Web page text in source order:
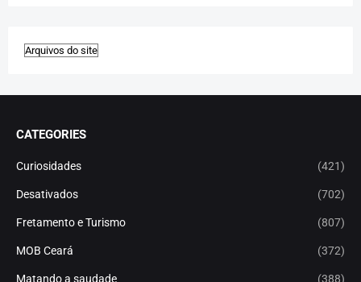
CATEGORIES
Curiosidades (421)
Desativados (702)
Fretamento e Turismo (807)
MOB Ceará (372)
Matando a saudade (388)